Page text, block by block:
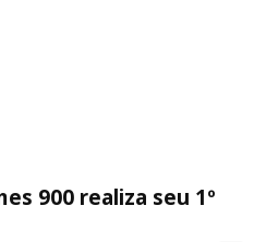
900 realiza seu 1º